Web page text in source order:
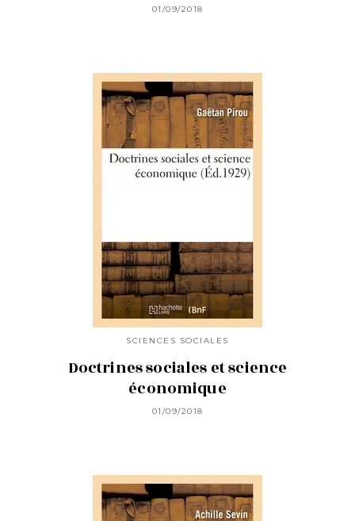
01/09/2018
SCIENCES SOCIALES
Doctrines sociales et science
économique
01/09/2018